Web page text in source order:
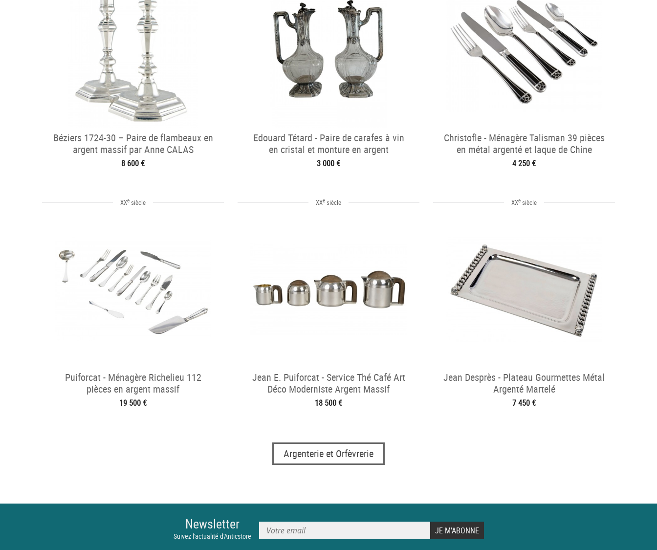
Béziers 1724-30 – Paire de flambeaux en
argent massif par Anne CALAS
8 600 €
Edouard Tétard - Paire de carafes à vin
en cristal et monture en argent
3 000 €
Christofle - Ménagère Talisman 39 pièces
en métal argenté et laque de Chine
4 250 €
XXe siècle
Puiforcat - Ménagère Richelieu 112
pièces en argent massif
19 500 €
XXe siècle
Jean E. Puiforcat - Service Thé Café Art
Déco Moderniste Argent Massif
18 500 €
XXe siècle
Jean Desprès - Plateau Gourmettes Métal
Argenté Martelé
7 450 €
Argenterie et Orfèvrerie
Newsletter
Suivez l'actualité d'Anticstore